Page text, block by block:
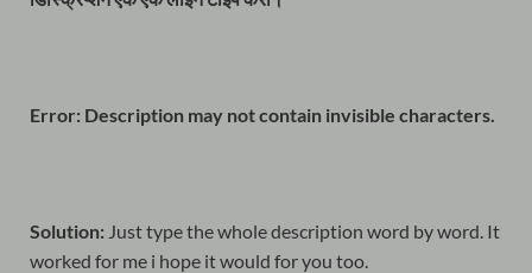
Error: Description may not contain invisible characters.
Solution: Just type the whole description word by word. It
worked for me i hope it would for you too.